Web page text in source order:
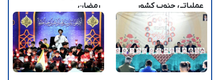
عملیاتی جنوب کشور
1403
رمضان